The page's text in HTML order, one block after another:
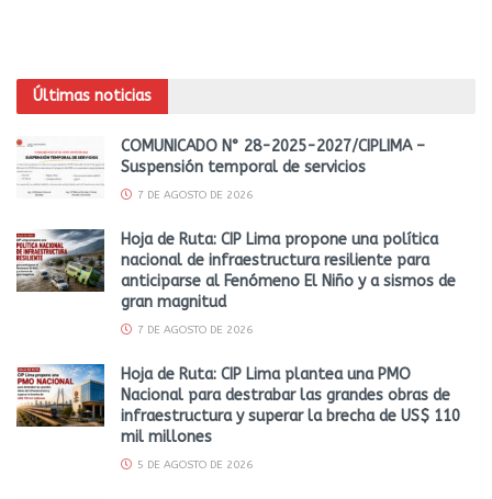
Últimas noticias
COMUNICADO N° 28-2025-2027/CIPLIMA –
Suspensión temporal de servicios
7 DE AGOSTO DE 2026
Hoja de Ruta: CIP Lima propone una política
nacional de infraestructura resiliente para
anticiparse al Fenómeno El Niño y a sismos de
gran magnitud
7 DE AGOSTO DE 2026
Hoja de Ruta: CIP Lima plantea una PMO
Nacional para destrabar las grandes obras de
infraestructura y superar la brecha de US$ 110
mil millones
5 DE AGOSTO DE 2026